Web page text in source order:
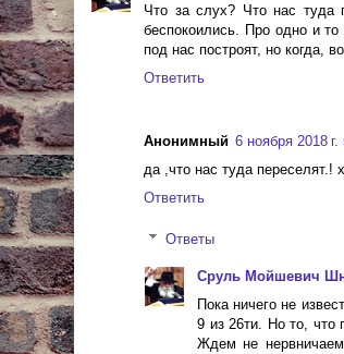
Что за слух? Что нас туда
беспокоились. Про одно и
под нас построят, но когда,
Ответить
Анонимный 6 ноября 2018
да ,что нас туда переселят.!
Ответить
Ответы
Сруль Мойшевич
Пока ничего не
9 из 26ти. Но то, что
Ждем не